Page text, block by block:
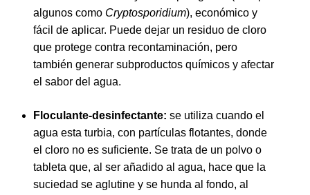
algunos como Cryptosporidium), económico y
fácil de aplicar. Puede dejar un residuo de cloro
que protege contra recontaminación, pero
también generar subproductos químicos y afectar
el sabor del agua.
Floculante-desinfectante: se utiliza cuando el
agua esta turbia, con partículas flotantes, donde
el cloro no es suficiente. Se trata de un polvo o
tableta que, al ser añadido al agua, hace que la
suciedad se aglutine y se hunda al fondo, al